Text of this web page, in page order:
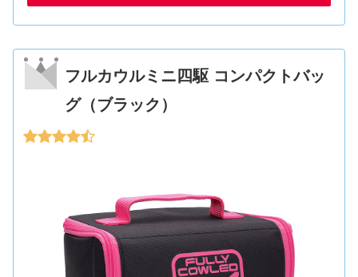
フルカウルミニ四駆 コンパクトバッ
グ（ブラック）